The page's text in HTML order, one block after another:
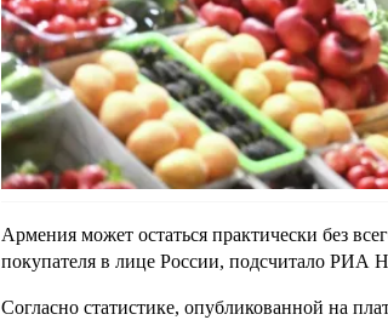
Армения может остаться практически без
покупателя в лице России, подсчитало
Согласно статистике, опубликованной на